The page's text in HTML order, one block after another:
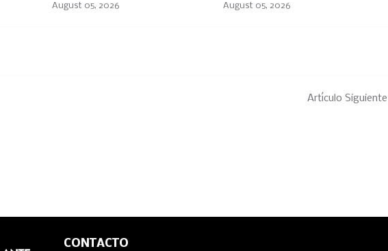
August 05, 2026 August 05, 2026
Artículo Siguiente
CONTACTO